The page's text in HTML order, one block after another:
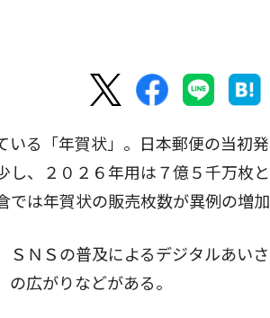
る「年賀状」。日本郵便の当初
し、２０２６年用は７億５千万枚
は年賀状の販売枚数が異例の増加
ＮＳの普及によるデジタルあい
広がりなどがある。